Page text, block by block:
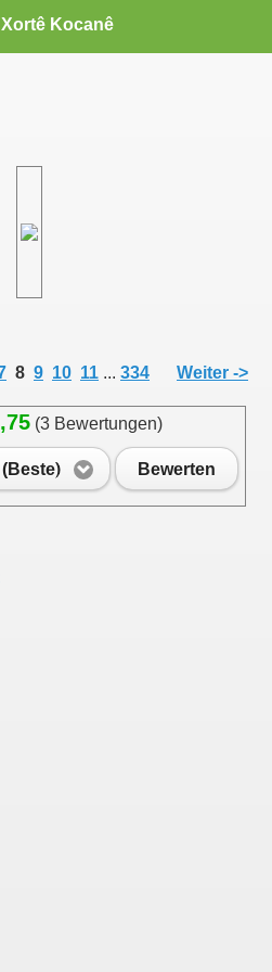
Kocanê
8 9 10 11 ... 334 Weiter ->
(3 Bewertungen)
(Beste) Bewerten